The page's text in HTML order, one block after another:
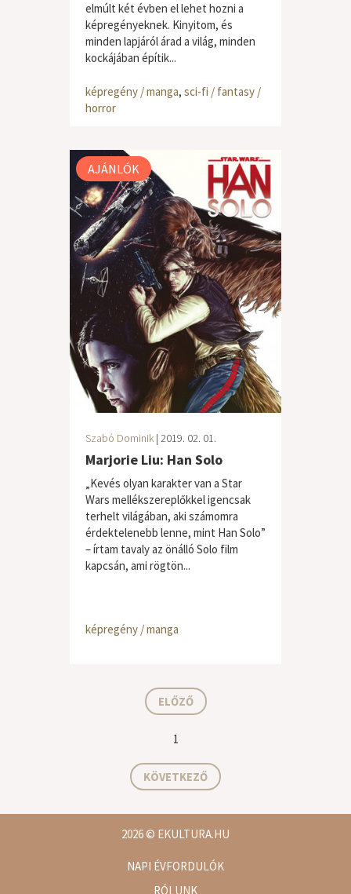
elmúlt két évben el lehet hozni a
képregényeknek. Kinyitom, és
minden lapjáról árad a világ, minden
kockájában építik...
képregény / manga, sci-fi / fantasy /
horror
AJÁNLÓK
Szabó Dominik | 2019. 02. 01.
Marjorie Liu: Han Solo
„Kevés olyan karakter van a Star
Wars mellékszereplőkkel igencsak
terhelt világában, aki számomra
érdektelenebb lenne, mint Han Solo”
– írtam tavaly az önálló Solo film
kapcsán, ami rögtön...
képregény / manga
ELŐZŐ
1
KÖVETKEZŐ
2026© EKULTURA.HU
NAPI ÉVFORDULÓK
RÓLUNK